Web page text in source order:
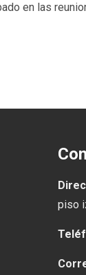
en las
piso